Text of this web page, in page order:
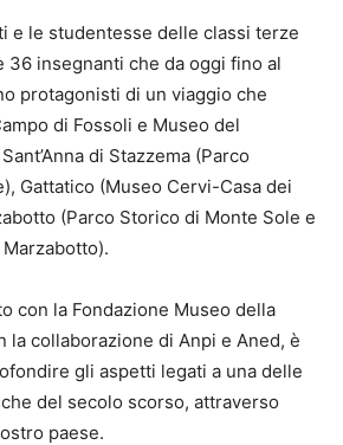
e le studentesse delle classi terze
36 insegnanti che da oggi fino al
protagonisti di un viaggio che
di Fossoli e Museo del
di Stazzema (Parco
Gattatico (Museo Cervi-Casa dei
(Parco Storico di Monte Sole e
con la Fondazione Museo della
la collaborazione di Anpi e Aned, è
gli aspetti legati a una delle
del secolo scorso, attraverso
paese.